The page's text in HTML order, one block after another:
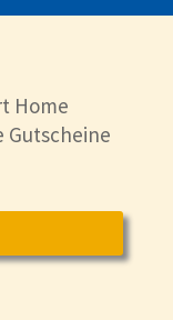
Home
Gutscheine